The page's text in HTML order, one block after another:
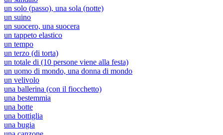
un solo (passo), una sola (notte)
un suino
un suocero, una suocera
un tappeto elastico
un tempo
un terzo (di torta)
un totale di (10 persone viene alla festa)
un uomo di mondo, una donna di mondo
un velivolo
una ballerina (con il fiocchetto)
una bestemmia
una botte
una bottiglia
una bugia